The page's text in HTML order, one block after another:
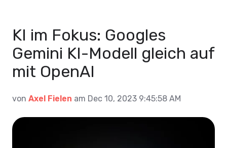
KI im Fokus: Googles
Gemini KI-Modell gleich auf
mit OpenAI
von Axel Fielen am Dec 10, 2023 9:45:58 AM